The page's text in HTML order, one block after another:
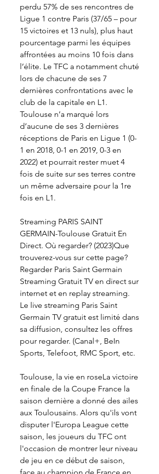
perdu 57% de ses rencontres de
Ligue 1 contre Paris (37/65 – pour
15 victoires et 13 nuls), plus haut
pourcentage parmi les équipes
affrontées au moins 10 fois dans
l’élite. Le TFC a notamment chuté
lors de chacune de ses 7
dernières confrontations avec le
club de la capitale en L1.
Toulouse n’a marqué lors
d’aucune de ses 3 dernières
réceptions de Paris en Ligue 1 (0-
1 en 2018, 0-1 en 2019, 0-3 en
2022) et pourrait rester muet 4
fois de suite sur ses terres contre
un même adversaire pour la 1re
fois en L1.
Streaming PARIS SAINT
GERMAIN-Toulouse Gratuit En
Direct. Où regarder? (2023)Que
trouverez-vous sur cette page?
Regarder Paris Saint Germain
Streaming Gratuit TV en direct sur
internet et en replay streaming.
Le live streaming Paris Saint
Germain TV gratuit est limité dans
sa diffusion, consultez les offres
pour regarder. (Canal+, BeIn
Sports, Telefoot, RMC Sport, etc.
Toulouse, la vie en roseLa victoire
en finale de la Coupe France la
saison dernière a donné des ailes
aux Toulousains. Alors qu'ils vont
disputer l'Europa League cette
saison, les joueurs du TFC ont
l'occasion de montrer leur niveau
de jeu en ce début de saison,